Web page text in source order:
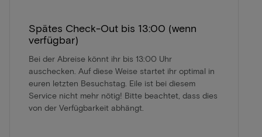
Spätes Check-Out bis 13:00 (wenn
verfügbar)
Bei der Abreise könnt ihr bis 13:00 Uhr
auschecken. Auf diese Weise startet ihr optimal in
euren letzten Besuchstag. Eile ist bei diesem
Service nicht mehr nötig! Bitte beachtet, dass dies
von der Verfügbarkeit abhängt.